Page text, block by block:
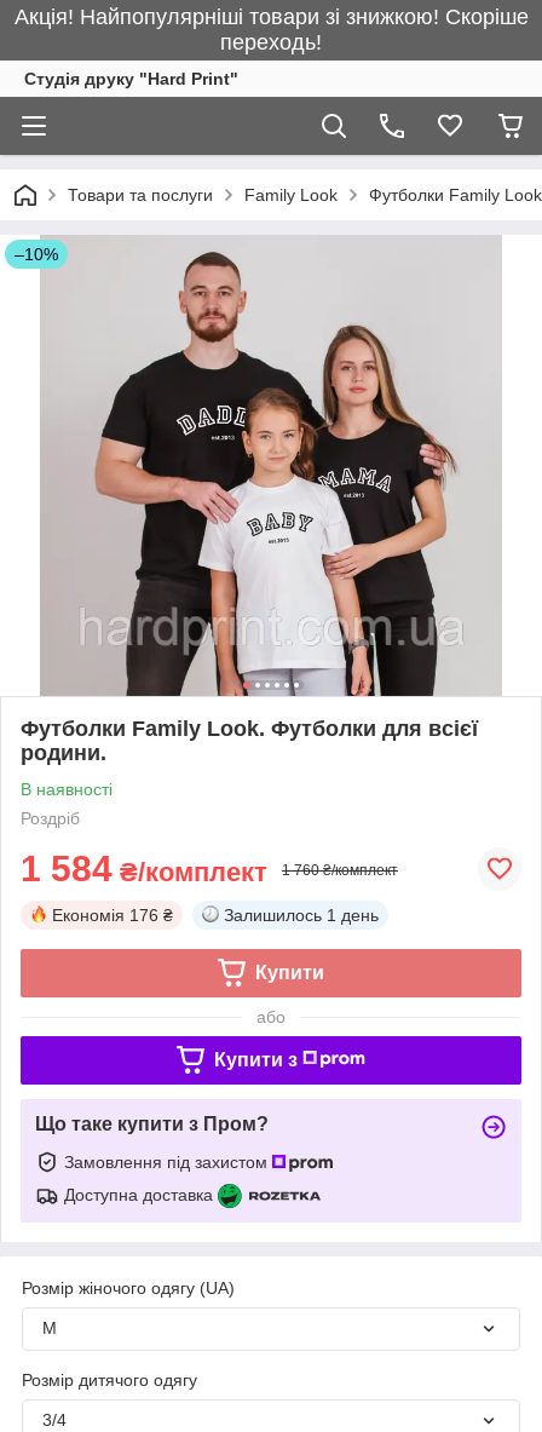
Акція! Найпопулярніші товари зі знижкою! Скоріше
переходь!
Студія друку "Hard Print"
Товари та послуги Family Look Футболки Family
–10%
Футболки Family Look. Футболки для всієї
родини.
В наявності
Роздріб
1 584 ₴/комплект 1 760 ₴/комплект
Економія 176 ₴ Залишилось 1 день
Купити
або
Купити з
Що таке купити з Пром?
Замовлення під захистом
Доступна доставка
Розмір жіночого одягу (UA)
M
Розмір дитячого одягу
3/4